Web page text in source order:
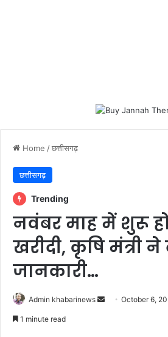
Home /छत्तीसगढ़
छत्तीसगढ़
Trending
नवंबर माह में शुरू
खरीदी, कृषि मंत्री ने
जानकारी…
Admin khabarinews
SendOctober 6,
1 minute read